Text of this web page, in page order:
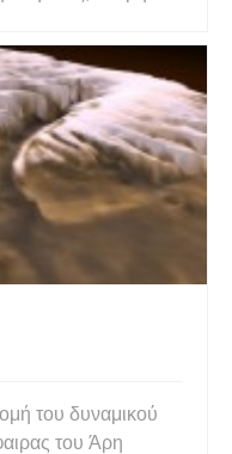
τη θεωρία και όχι
για τα συμβατικά
του δυναμικού
του Άρη